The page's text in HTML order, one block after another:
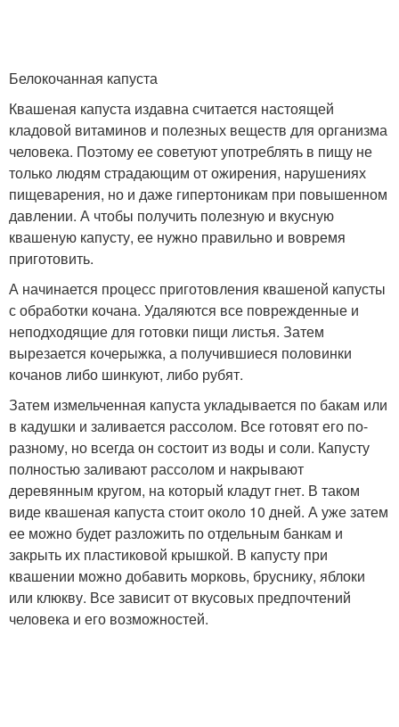
Белокочанная капуста
Квашеная капуста издавна считается настоящей
кладовой витаминов и полезных веществ для организма
человека. Поэтому ее советуют употреблять в пищу не
только людям страдающим от ожирения, нарушениях
пищеварения, но и даже гипертоникам при повышенном
давлении. А чтобы получить полезную и вкусную
квашеную капусту, ее нужно правильно и вовремя
приготовить.
А начинается процесс приготовления квашеной капусты
с обработки кочана. Удаляются все поврежденные и
неподходящие для готовки пищи листья. Затем
вырезается кочерыжка, а получившиеся половинки
кочанов либо шинкуют, либо рубят.
Затем измельченная капуста укладывается по бакам или
в кадушки и заливается рассолом. Все готовят его по-
разному, но всегда он состоит из воды и соли. Капусту
полностью заливают рассолом и накрывают
деревянным кругом, на который кладут гнет. В таком
виде квашеная капуста стоит около 10 дней. А уже затем
ее можно будет разложить по отдельным банкам и
закрыть их пластиковой крышкой. В капусту при
квашении можно добавить морковь, бруснику, яблоки
или клюкву. Все зависит от вкусовых предпочтений
человека и его возможностей.